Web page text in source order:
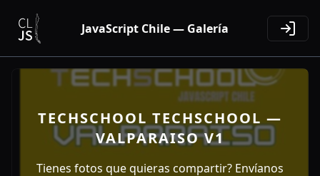
JavaScript Chile — Galería
TECHSCHOOL TECHSCHOOL —
VALPARAISO V1
Tienes fotos que quieras compartir? Envíanos